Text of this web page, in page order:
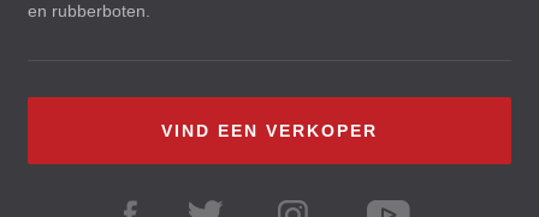
en rubberboten.
VIND EEN VERKOPER